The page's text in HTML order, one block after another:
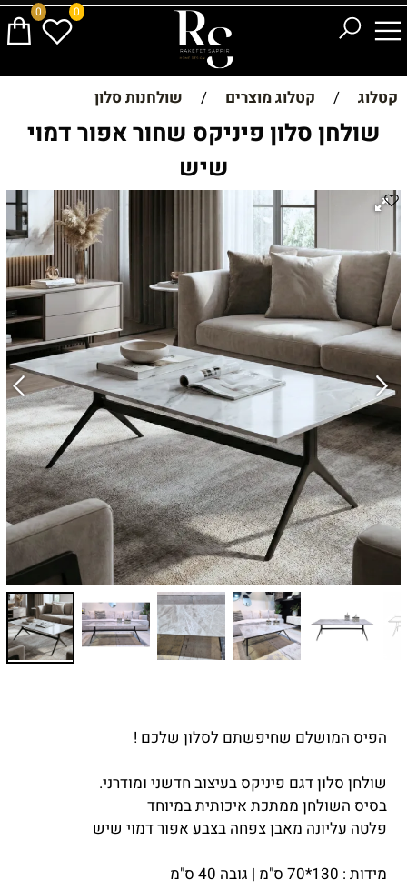
0 0
קטלוג / קטלוג מוצרים / שולחנות סלון
שולחן סלון פיניקס שחור אפור דמוי
שיש
הפיס המושלם שחיפשתם לסלון שלכם !
שולחן סלון דגם פיניקס בעיצוב חדשני ומודרני.
בסיס השולחן ממתכת איכותית במיוחד
פלטה עליונה מאבן צפחה בצבע אפור דמוי שיש
מידות : 130*70 ס"מ | גובה 40 ס"מ